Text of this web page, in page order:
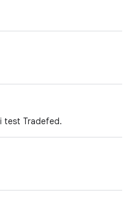
test Tradefed.